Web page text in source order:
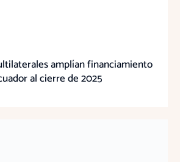
amplían financiamiento
al cierre de 2025